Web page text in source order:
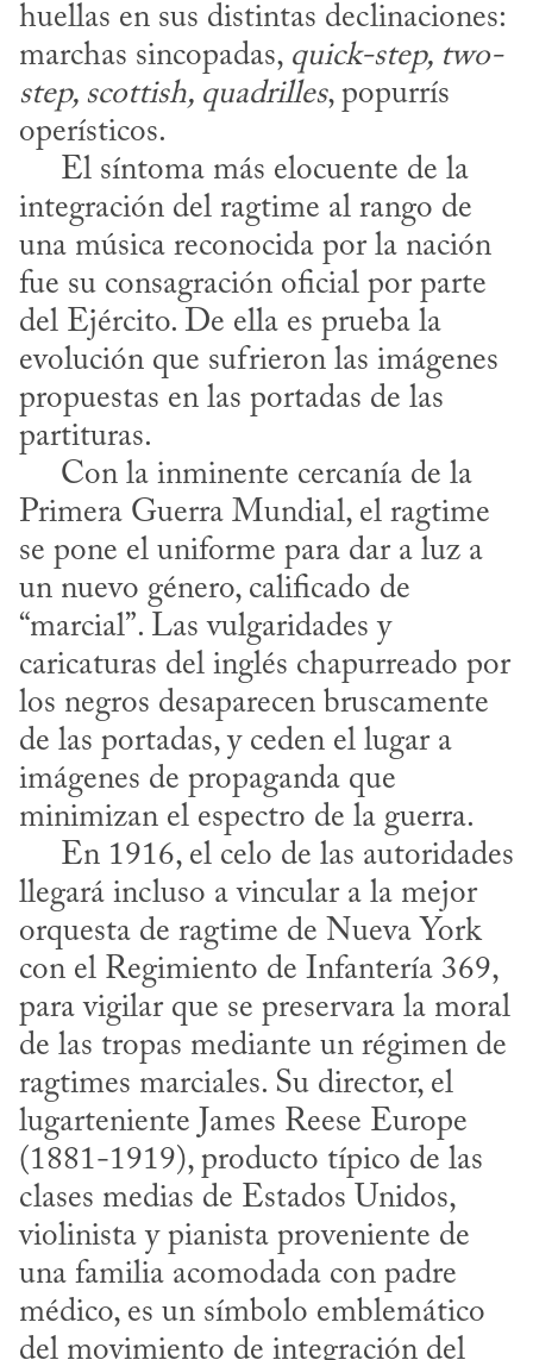
huellas en sus distintas declinaciones:
marchas sincopadas, quick-step, two-
step, scottish, quadrilles, popurrís
operísticos.
integración del ragtime al rango de
una música reconocida por la nación
fue su consagración oficial por parte
del Ejército. De ella es prueba la
evolución que sufrieron las imágenes
propuestas en las portadas de las
partituras.
Primera Guerra Mundial, el ragtime
se pone el uniforme para dar a luz a
un nuevo género, calificado de
“marcial”. Las vulgaridades y
caricaturas del inglés chapurreado por
los negros desaparecen bruscamente
de las portadas, y ceden el lugar a
imágenes de propaganda que
minimizan el espectro de la guerra.
llegará incluso a vincular a la mejor
orquesta de ragtime de Nueva York
con el Regimiento de Infantería 369,
para vigilar que se preservara la moral
de las tropas mediante un régimen de
ragtimes marciales. Su director, el
lugarteniente James Reese Europe
(1881-1919), producto típico de las
clases medias de Estados Unidos,
violinista y pianista proveniente de
una familia acomodada con padre
médico, es un símbolo emblemático
del movimiento de integración del